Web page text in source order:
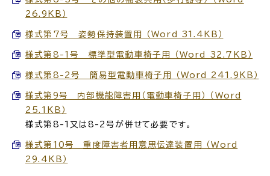
26.9KB）
様式第7号 姿勢保持装置用 （Word 31.4KB）
様式第8-1号 標準型電動車椅子用 （Word 32.7KB）
様式第8-2号 簡易型電動車椅子用 （Word 241.9KB）
様式第9号 内部機能障害用（電動車椅子用） （Word
25.1KB）
様式第8-1又は8-2号が併せて必要です。
様式第10号 重度障害者用意思伝達装置用 （Word
29.4KB）